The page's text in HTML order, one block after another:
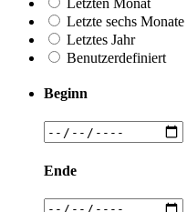
Letzte sechs Monate
Letztes Jahr
Benutzerdefiniert
Beginn
Ende